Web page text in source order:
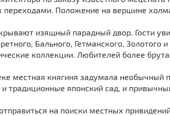
переходами. Положение на вершине
изящный парадный двор. Гости
Бального, Гетманского, Золотого
коллекции. Любителей более
местная княгиня задумала необычный
традиционные японский сад, и
на поиски местных